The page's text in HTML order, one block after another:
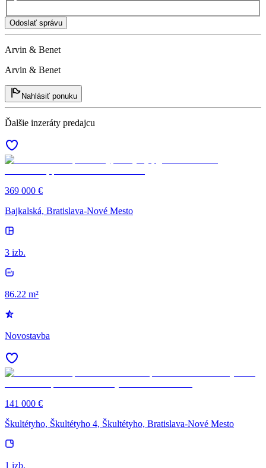
Odoslať správu
Arvin & Benet
Arvin & Benet
Nahlásiť ponuku
Ďalšie inzeráty predajcu
369 000 €
Bajkalská, Bratislava-Nové Mesto
3 izb.
86.22 m²
Novostavba
141 000 €
Škultétyho, Škultétyho 4, Škultétyho, Bratislava-Nové Mesto
1 izb.